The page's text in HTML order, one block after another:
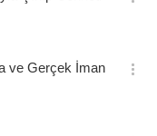
옵
기
ve Gerçek İman
옵